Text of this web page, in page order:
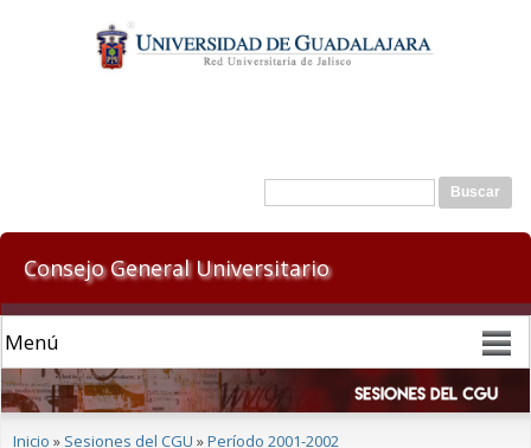
contenido
principal
Formulario de búsqueda
Buscar
Consejo General Universitario
Se encuentra usted aquí
Inicio » Sesiones del CGU »Período 2001-2002